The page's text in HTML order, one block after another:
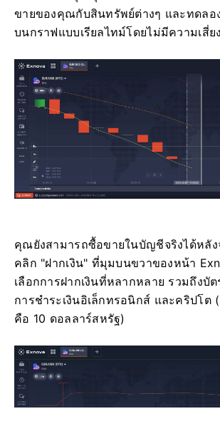
ขายของคุณกับสินทรัพย์ต่างๆ และทดลอ
บนกราฟแบบเรียลไทม์โดยไม่มีความเสี่ยง
คุณยังสามารถซื้อขายในบัญชีจริงได้หลัง
คลิก "ฝากเงิน" ที่มุมบนขวาของหน้า
เลือกการฝากเงินที่หลากหลาย รวมถึงบัต
การชำระเงินอิเล็กทรอนิกส์ และคริปโต
คือ 10 ดอลลาร์สหรัฐ)